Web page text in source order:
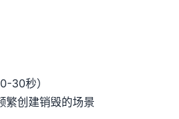
30秒）
繁创建销毁的场景